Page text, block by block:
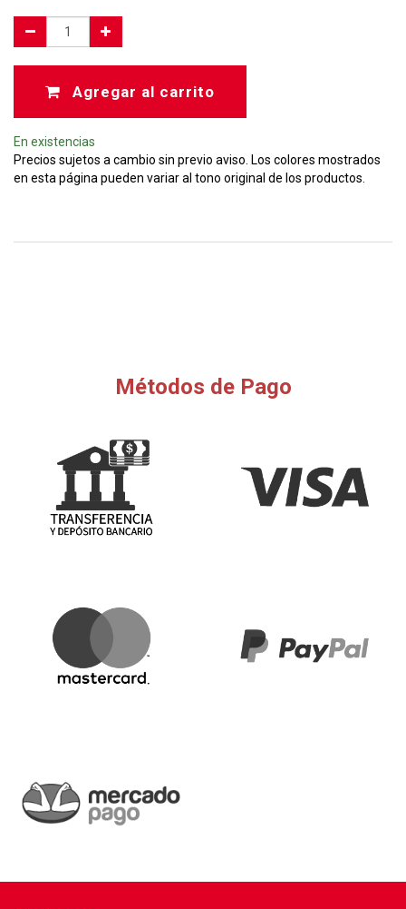
Agregar al carrito
En existencias
Precios sujetos a cambio sin previo aviso. Los colores mostrados
en esta página pueden variar al tono original de los productos.
Métodos de Pago